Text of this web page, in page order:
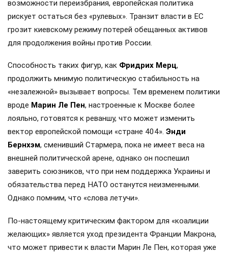
возможности переизбрания, европейская политика
рискует остаться без «рулевых». Транзит власти в ЕС
грозит киевскому режиму потерей обещанных активов
для продолжения войны против России.
Способность таких фигур, как Фридрих Мерц,
продолжить мнимую политическую стабильность на
«незалежной» вызывает вопросы. Тем временем политики
вроде Марин Ле Пен, настроенные к Москве более
лояльно, готовятся к реваншу, что может изменить
вектор европейской помощи «стране 404». Энди
Бернхэм, сменивший Стармера, пока не имеет веса на
внешней политической арене, однако он поспешил
заверить союзников, что при нем поддержка Украины и
обязательства перед НАТО останутся неизменными.
Однако помним, что «слова летучи».
По-настоящему критическим фактором для «коалиции
желающих» является уход президента Франции Макрона,
что может привести к власти Марин Ле Пен, которая уже